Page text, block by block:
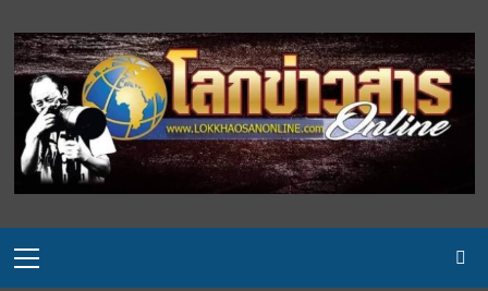
to
content
Menu